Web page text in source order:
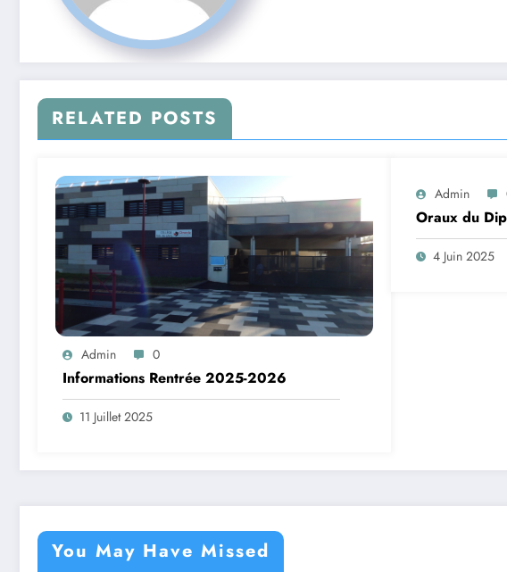
RELATED POSTS
Admin 0
Informations Rentrée 2025-2026
11 Juillet 2025
Admin
Oraux du
4 Juin 2025
You May Have Missed